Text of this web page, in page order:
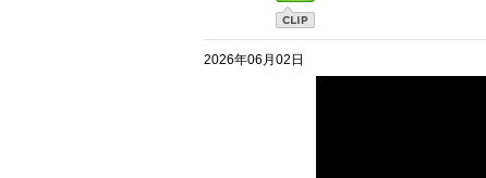
2026年06月02日